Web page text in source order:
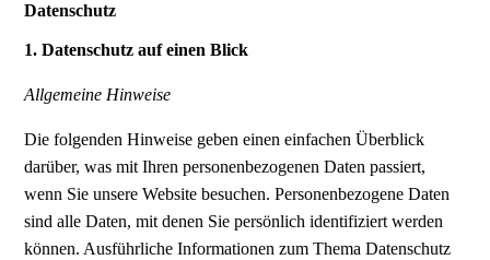
Datenschutz
1. Datenschutz auf einen Blick
Allgemeine Hinweise
Die folgenden Hinweise geben einen einfachen Überblick
darüber, was mit Ihren personenbezogenen Daten passiert,
wenn Sie unsere Website besuchen. Personenbezogene Daten
sind alle Daten, mit denen Sie persönlich identifiziert werden
können. Ausführliche Informationen zum Thema Datenschutz